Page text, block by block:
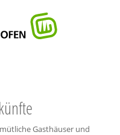
Gasthäuser und